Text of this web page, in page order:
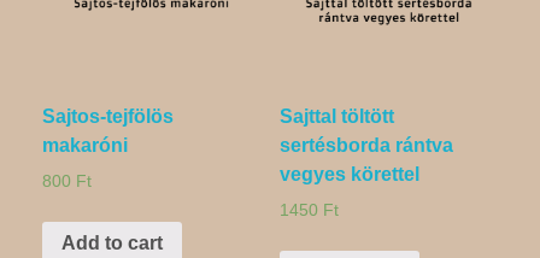
Sajtos-tejfölös
makaróni
800 Ft
Add to cart
Sajttal töltött
sertésborda rántva
vegyes körettel
1450 Ft